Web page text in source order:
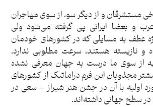
مستشرقان و از دیگر سو، از سوی مهاجران
و بعضا ایرانی پی گرفته می‌شود ولی
عطف به مسایلی که در کشورهای خودمان
و نازیسته هستند، سرعت مطلوبی ندارد.
از سوی ما درست به جهان معرفی نشده
مجذوبان این فرم دراماتیک از کشورهای
اولیه با آن در جشن هنر شیراز – سعی در
سطح جهانی داشته‌اند.